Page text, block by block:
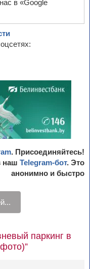
в «Google
. Присоединяйтесь!
наш Telegram-бот. Это
анонимно и быстро
паркинг в